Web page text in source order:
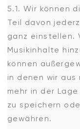
5.1. Wir können
Teil davon
ganz einstellen.
Musikinhalte
können
in denen wir
mehr in der
zu speichern
gewähren.